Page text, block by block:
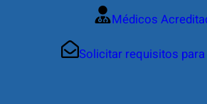
Médicos
Solicitar requisitos